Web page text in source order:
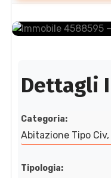
Dettagli
Categoria:
Abitazione Tipo
Tipologia: